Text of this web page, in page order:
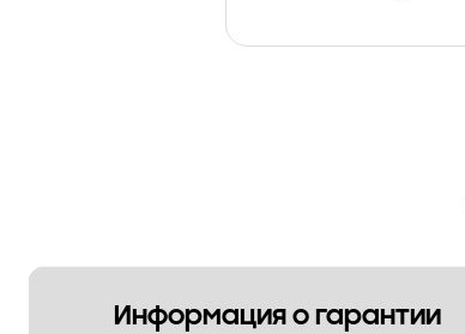
Информация о гарантии